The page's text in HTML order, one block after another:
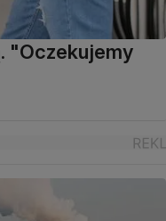
"Oczekujemy